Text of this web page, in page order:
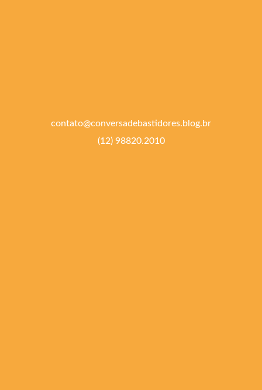
contato@conversadebastidores.blog.br
(12) 98820.2010